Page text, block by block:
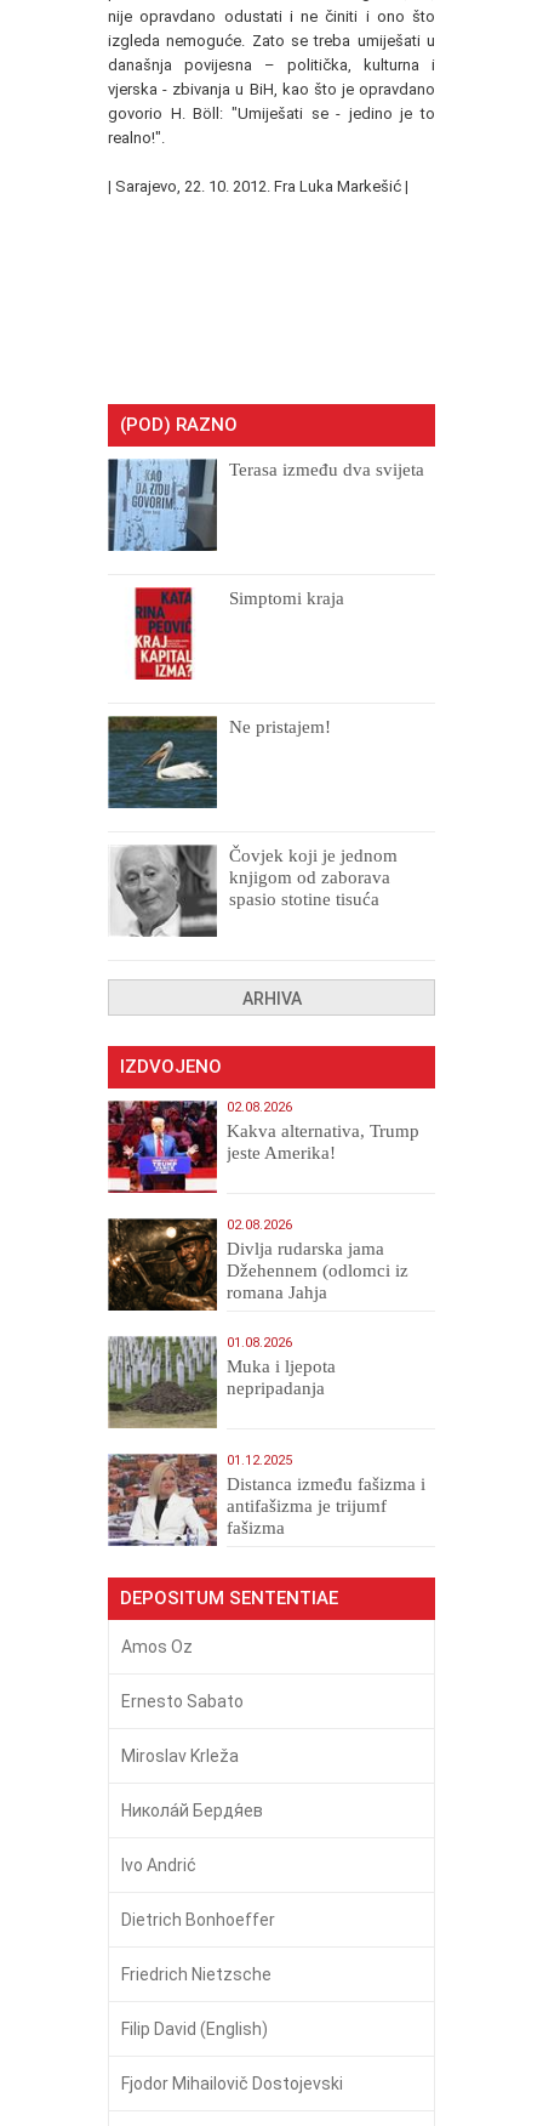
nije opravdano odustati i ne činiti i ono što
izgleda nemoguće. Zato se treba umiješati u
današnja povijesna – politička, kulturna i
vjerska - zbivanja u BiH, kao što je opravdano
govorio H. Böll: "Umiješati se - jedino je to
realno!".
| Sarajevo, 22. 10. 2012. Fra Luka Markešić |
(POD) RAZNO
Terasa između dva svijeta
Simptomi kraja
Ne pristajem!
Čovjek koji je jednom
knjigom od zaborava
spasio stotine tisuća
ARHIVA
IZDVOJENO
02.08.2026
Kakva alternativa, Trump
jeste Amerika!
02.08.2026
Divlja rudarska jama
Džehennem (odlomci iz
romana Jahja
01.08.2026
Muka i ljepota
nepripadanja
01.12.2025
Distanca između fašizma i
antifašizma je trijumf
fašizma
DEPOSITUM SENTENTIAE
Amos Oz
Ernesto Sabato
Miroslav Krleža
Никола́й Бердя́ев
Ivo Andrić
Dietrich Bonhoeffer
Friedrich Nietzsche
Filip David (English)
Fjodor Mihailovič Dostojevski